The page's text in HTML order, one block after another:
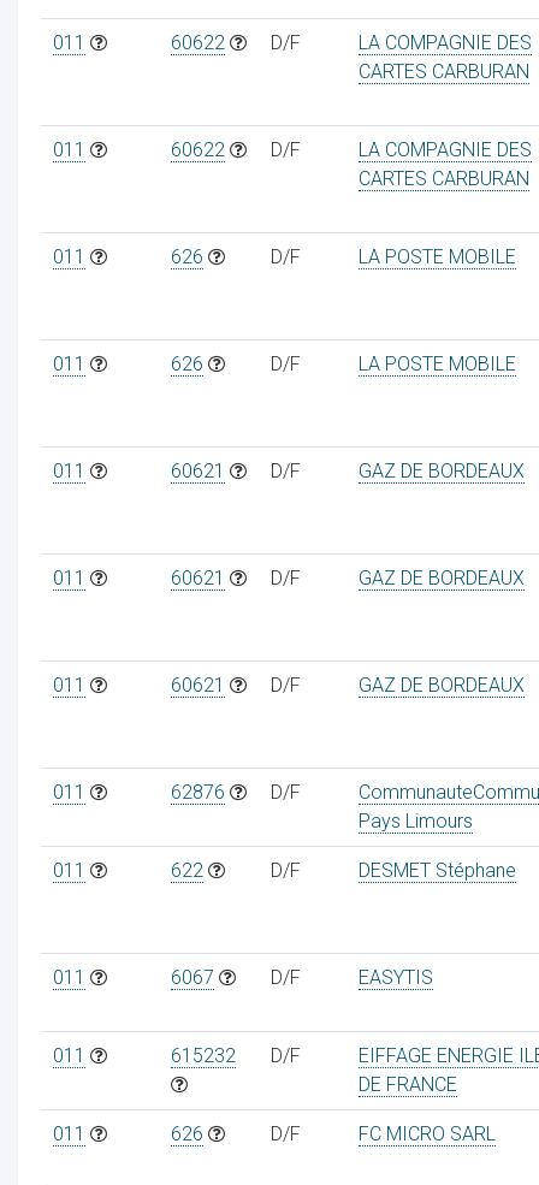
011 60622 D/F
LA COMPAGNIE DES
CARTES CARBURAN
011 60622 D/F
LA COMPAGNIE DES
CARTES CARBURAN
011 626 D/F LA POSTE MOBILE
011 626 D/F LA POSTE MOBILE
011 60621 D/F GAZ DE BORDEAUX
011 60621 D/F GAZ DE BORDEAUX
011 60621 D/F GAZ DE BORDEAUX
011 62876 D/F
Pays Limours
011 622 D/F DESMET Stéphane
011 6067 D/F EASYTIS
011 615232 D/F
EIFFAGE ENERGIE
DE FRANCE
011 626 D/F FC MICRO SARL